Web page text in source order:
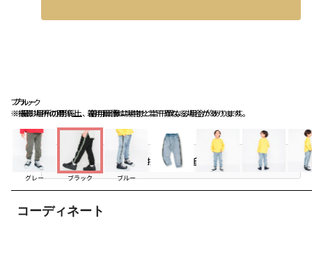
ブラック
※撮影場所の関係上、着用画像は実物と若干異なる場合があります。
ブルー
※撮影場所の関係上、着用画像は実物と若干異なる場合があります。
ブルー
グレー ブラック ブルー
コーディネート
お気に入り追加